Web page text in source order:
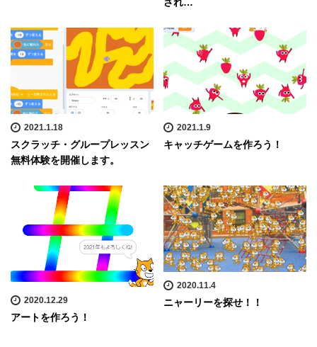
2021.1.18
スクラッチ・グループレッスン
無料体験を開催します。
2021.1.9
キャッチゲームを作ろう！
2020.12.29
アートを作ろう！
2020.11.4
ニャーリーを探せ！！